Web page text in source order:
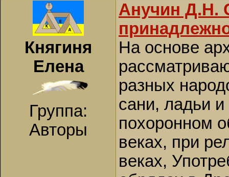
Княгиня
Елена
Группа:
Авторы
Анучин Д.Н.
На основе
разных
сани, ладьи
похоронном
веках, при
веках,